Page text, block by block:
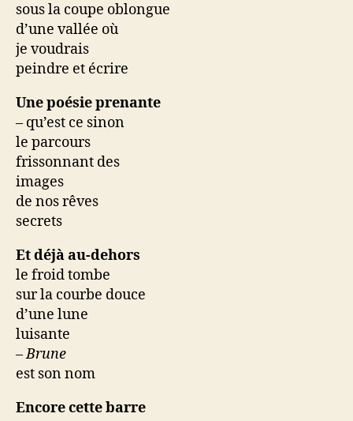
sous la coupe oblongue
d’une vallée où
je voudrais
peindre et écrire
Une poésie prenante
– qu’est ce sinon
le parcours
frissonnant des
images
de nos rêves
secrets
Et déjà au-dehors
le froid tombe
sur la courbe douce
d’une lune
luisante
–Brune
est son nom
Encore cette barre